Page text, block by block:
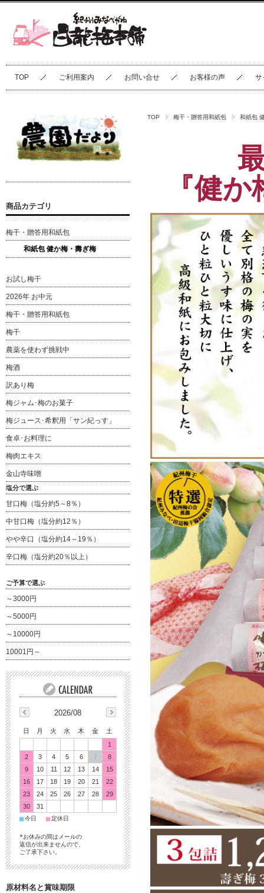
TOP ご利用案内 お問い合せ お客様の声 サ
TOP 梅干・贈答用和紙包 和紙包
『健
商品カテゴリ
梅干・贈答用和紙包
和紙包 健か梅・壽ぎ梅
お試し梅干
2026年 お中元
梅干・贈答用和紙包
梅干
農薬を使わず挑戦中
梅酒
訳あり梅
梅ジャム･梅のお菓子
梅ジュース･希釈用「サン紀っす」
食卓･お料理に
梅肉エキス
金山寺味噌
塩分で選ぶ
甘口梅（塩分約5～8％）
中甘口梅（塩分約12％）
やや辛口（塩分約14～19％）
辛口梅（塩分約20％以上）
ご予算で選ぶ
～3000円
～5000円
～10000円
10001円～
2026/08
日 月 火 水 木 金
土
1
2
3 4 5 6 7
8
9
10 11 12 13 14
15
16
17 18 19 20 21
22
23
24 25 26 27 28
29
30
31
■今日 ■定休日
*お休みの間はメールの
返信が出来ませんので、
ご了承下さい。
原材料名と賞味期限